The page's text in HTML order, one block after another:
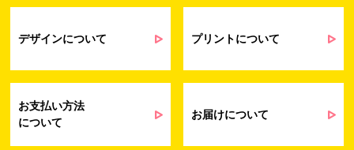
会員管理業務
契約・請求等の一連の手続きのため
提供するサービス（サポート業務を含む）
は営業およびマーケティング活動（セミナ
ターなど）に関連する情報を、電子メー
デザインについて プリントについて
お支払い方法
について
お届けについて